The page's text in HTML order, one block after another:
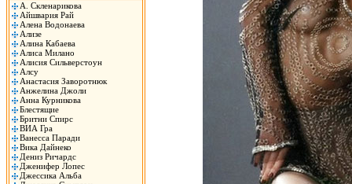
А. Скленарикова
Айшвария Рай
Алена Водонаева
Ализе
Алина Кабаева
Алиса Милано
Алисия Сильверстоун
Алсу
Анастасия Заворотнюк
Анжелина Джоли
Анна Курникова
Блестящие
Бритни Спирс
ВИА Гра
Ванесса Паради
Вика Дайнеко
Дениз Ричардс
Дженифер Лопес
Джессика Альба